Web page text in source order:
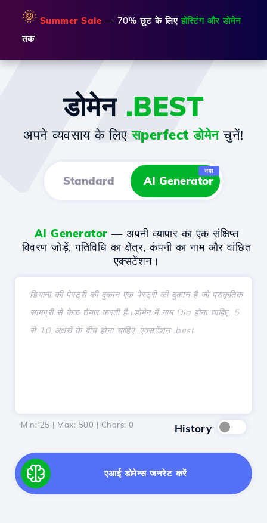
🌞 Summer Sale — 70% छूट के लिएहोस्टिंग और डोमेन
तक
डोमेन .BEST
अपने व्यवसाय के लिएसperfect डोमेनचुनें!
Standard AI Generator
नया
AI Generator — अपनी व्यापार का एक संक्षिप्त
विवरण जोड़ें, गतिविधि का क्षेत्र, कंपनी का नाम और वांछित
एक्सटेंशन।
Min: 25 | Max: 500 | Chars: 0 History
एआई डोमेन्स जनरेट करें